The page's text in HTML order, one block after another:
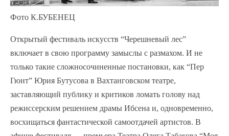
Фото К.БУБЕНЕЦ
Открытый фестиваль искусств “Черешневый лес”
включает в свою программу замыслы с размахом. И не
только такие сложносочиненные постановки, как “Пер
Гюнт” Юрия Бутусова в Вахтанговском театре,
заставляющий публику и критиков ломать голову над
режиссерским решением драмы Ибсена и, одновременно,
восхищаться фантастической самоотдачей артистов. В